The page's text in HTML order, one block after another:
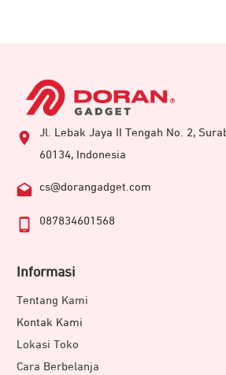
Jl. Lebak Jaya II Tengah No. 2,
60134, Indonesia
cs@dorangadget.com
087834601568
Informasi
Tentang Kami
Kontak Kami
Lokasi Toko
Cara Berbelanja